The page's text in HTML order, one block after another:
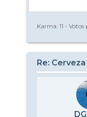
Karma: 11 - Votos
Re: